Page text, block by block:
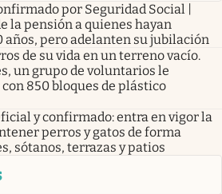
por Seguridad Social |
la pensión a quienes hayan
años, pero adelanten su jubilación
de su vida en un terreno vacío.
un grupo de voluntarios le
850 bloques de plástico
y confirmado: entra en vigor la
perros y gatos de forma
sótanos, terrazas y patios